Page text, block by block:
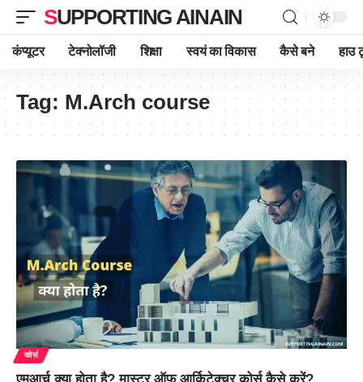
SUPPORTING AINAIN
कंप्यूटर टेक्नोलॉजी शिक्षा स्वयं का विकास कैसे बने हाउ
Tag: M.Arch course
कोर्स